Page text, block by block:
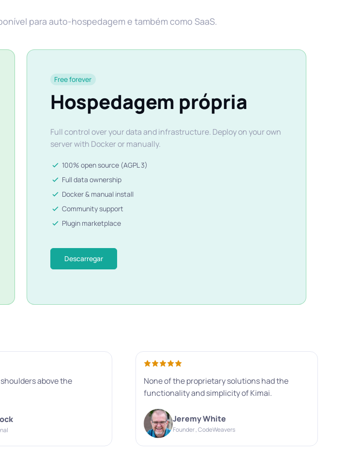
para auto-hospedagem e também como SaaS.
Free forever
Hospedagem própria
Full control over your data and infrastructure. Deploy on your own
server with Docker or manually.
100% open source (AGPL 3)
Full data ownership
Docker & manual install
Community support
Plugin marketplace
Descarregar
above the
None of the proprietary solutions had the
functionality and simplicity of Kimai.
Jeremy White
Founder , CodeWeavers